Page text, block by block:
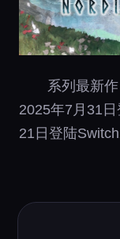
系列最新
2025年7月31
21日登陆